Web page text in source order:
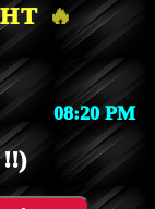
🔥
08:20 PM